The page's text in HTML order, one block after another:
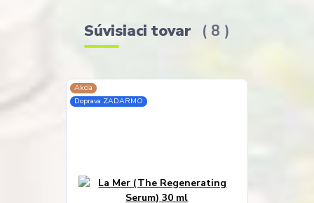
Súvisiaci tovar 8
Akcia
Doprava ZADARMO